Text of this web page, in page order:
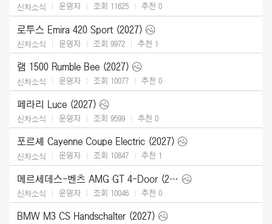
신차소식 운영자 조회 11625 추천 0
로투스 Emira 420 Sport (2027)
신차소식 운영자 조회 9972 추천 1
램 1500 Rumble Bee (2027)
신차소식 운영자 조회 10077 추천 0
페라리 Luce (2027)
신차소식 운영자 조회 9599 추천 0
포르셰 Cayenne Coupe Electric (2027)
신차소식 운영자 조회 10847 추천 1
메르세데스-벤츠 AMG GT 4-Door (2027)
신차소식 운영자 조회 10046 추천 0
BMW M3 CS Handschalter (2027)